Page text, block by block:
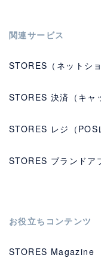
関連サービス
STORES（ネットショ
STORES 決済（キャ
STORES レジ（POS
STORES ブランドア
お役立ちコンテンツ
STORES Magazine